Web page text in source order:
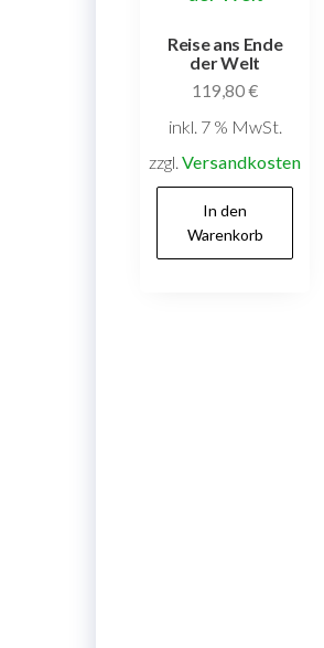
Reise ans Ende
der Welt
119,80€
inkl. 7 % MwSt.
zzgl.Versandkosten
In den
Warenkorb